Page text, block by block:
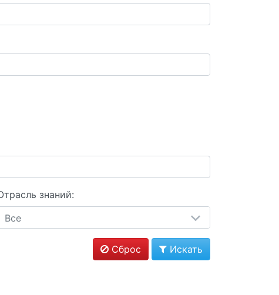
знаний:
Все
Сброс Искать